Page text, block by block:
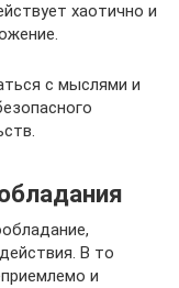
хаотично и
с мыслями и
В то
и